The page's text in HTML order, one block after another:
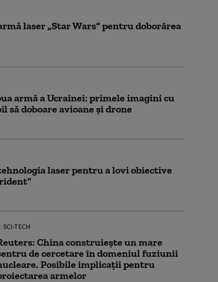
laser „Star Wars” pentru doborârea
armă a Ucrainei: primele imagini cu
să doboare avioane și drone
laser pentru a lovi obiective
SCI-TECH
China construiește un mare
de cercetare în domeniul fuziunii
Posibile implicații pentru
armelor